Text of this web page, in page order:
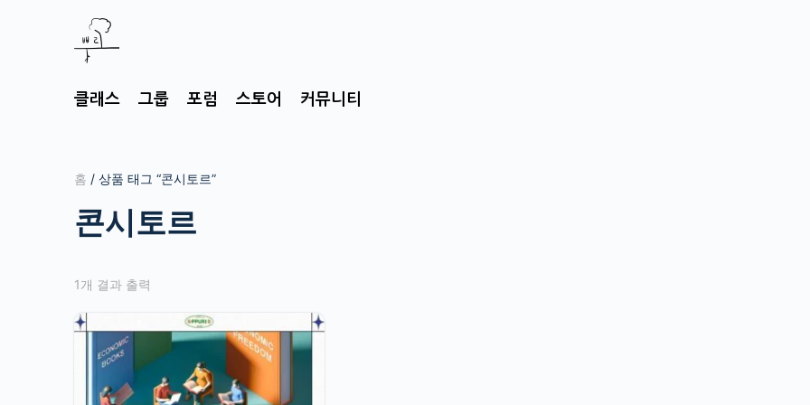
클래스 그룹 포럼 스토어 커뮤니티
홈 / 상품 태그 “콘시토르”
콘시토르
1개 결과 출력